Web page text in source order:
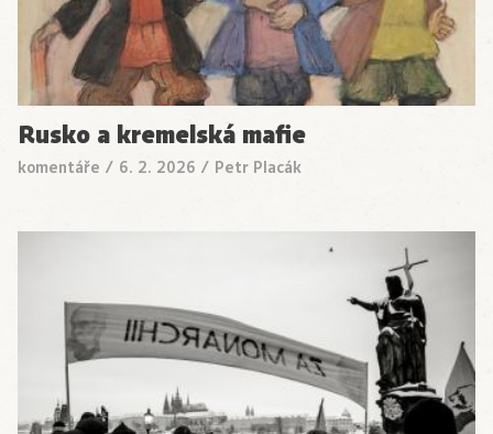
Rusko a kremelská mafie
komentáře / 6. 2. 2026 / Petr Placák